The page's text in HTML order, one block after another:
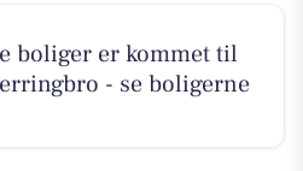
boliger er kommet til
- se boligerne